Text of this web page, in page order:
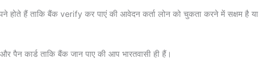
होते हैं ताकि बैंक verify कर पाएं की आवेदन कर्ता लोन को चुकता करने में सक्षम है या
पैन कार्ड ताकि बैंक जान पाए की आप भारतवासी ही हैं।